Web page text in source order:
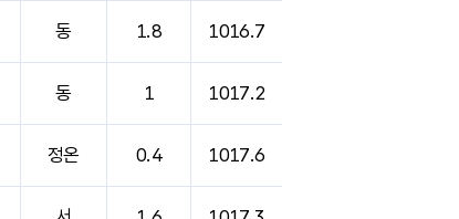
동 1.8 1016.7
동 1 1017.2
정온 0.4 1017.6